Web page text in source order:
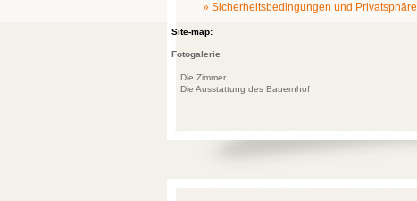
» Sicherheitsbedingungen und Privatsphäre
Site-map:
Fotogalerie
Die Zimmer
Die Ausstattung des Bauernhof